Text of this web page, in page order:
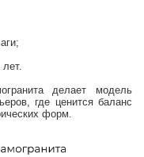
делает модель
где ценится баланс
форм.